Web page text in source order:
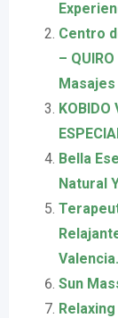
Centro
–
Masajes
KOBIDO
Bella
Natural
Valencia.
Sun